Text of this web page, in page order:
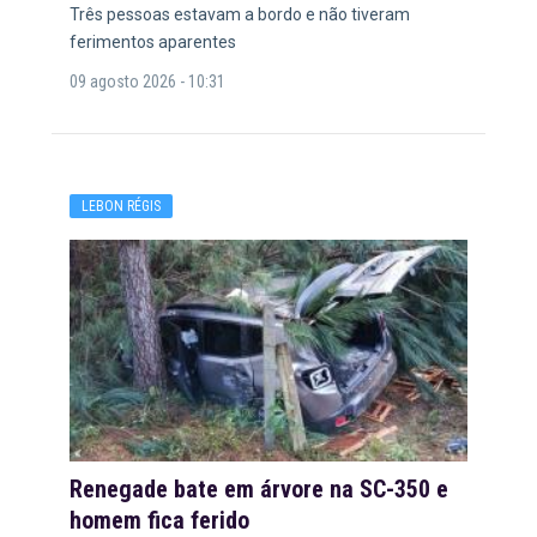
Três pessoas estavam a bordo e não tiveram
ferimentos aparentes
09 agosto 2026 - 10:31
LEBON RÉGIS
Renegade bate em árvore na SC-350 e
homem fica ferido